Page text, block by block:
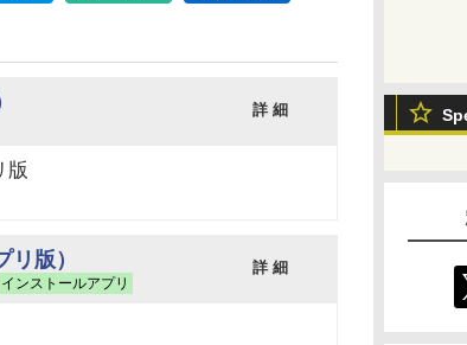
詳 細
版
版）
インストールアプリ
詳 細